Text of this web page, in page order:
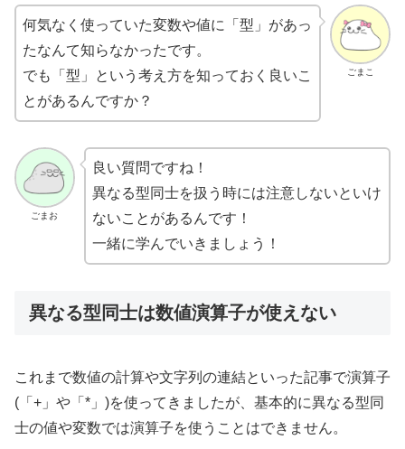
ごまこ
何気なく使っていた変数や値に「型」があっ
たなんて知らなかったです。
でも「型」という考え方を知っておく良いこ
とがあるんですか？
ごまお
良い質問ですね！
異なる型同士を扱う時には注意しないといけ
ないことがあるんです！
一緒に学んでいきましょう！
異なる型同士は数値演算子が使えない
これまで数値の計算や文字列の連結といった記事で演算子
(「+」や「*」)を使ってきましたが、基本的に異なる型同
士の値や変数では演算子を使うことはできません。